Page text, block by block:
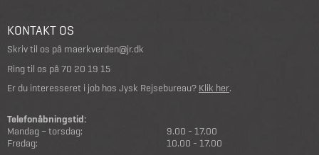
KONTAKT OS
Skriv til os på maerkverden@jr.dk
Ring til os på 70 20 19 15
Er du interesseret i job hos Jysk Rejsebureau? Klik her.
Telefonåbningstid:
Mandag – torsdag:
9.00 - 17.00
Fredag:
10.00 - 17.00